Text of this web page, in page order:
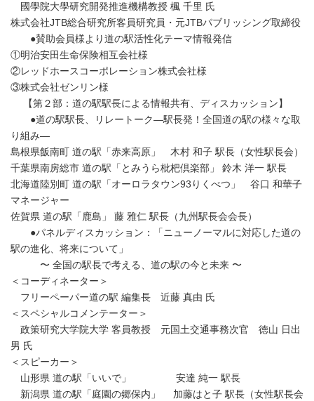
國學院大學研究開発推進機構教授 楓 千里 氏
株式会社JTB総合研究所客員研究員・元JTBパブリッシング取締役
●賛助会員様より道の駅活性化テーマ情報発信
①明治安田生命保険相互会社様
②レッドホースコーポレーション株式会社様
③株式会社ゼンリン様
【第２部：道の駅駅長による情報共有、ディスカッション】
●道の駅駅長、リレートーク―駅長発！全国道の駅の様々な取
り組み―
島根県飯南町 道の駅「赤来高原」 木村 和子 駅長（女性駅長会）
千葉県南房総市​ 道の駅「とみうら枇杷倶楽部」 鈴木 洋一 駅長​
北海道陸別町​ 道の駅「オーロラタウン93りくべつ」 谷口 和華子
マネージャー​
佐賀県 道の駅「鹿島」 藤 雅仁 駅長（九州駅長会会長）
●パネルディスカッション：「ニューノーマルに対応した道の
駅の進化、将来について」
〜 全国の駅長で考える、道の駅の今と未来 〜
＜コーディネーター＞
フリーペーパー道の駅 編集長 近藤 真由 氏​
＜スペシャルコメンテーター＞
政策研究大学院大学 客員教授 元国土交通事務次官 徳山 日出
男 氏
＜スピーカー＞
山形県 道の駅「いいで」 安達 純一 駅長
新潟県 道の駅「庭園の郷保内」 加藤はと子 駅長（女性駅長会